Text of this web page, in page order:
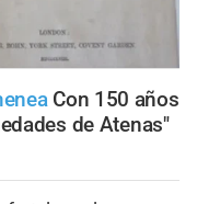
Con 150 años
de Atenas"